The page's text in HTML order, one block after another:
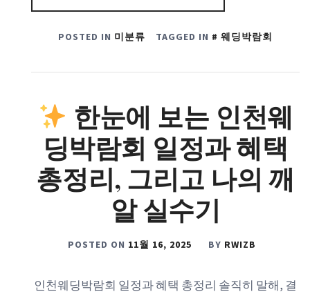
POSTED IN 미분류 TAGGED IN 웨딩박람회
한눈에 보는 인천웨
딩박람회 일정과 혜택
총정리, 그리고 나의 깨
알 실수기
POSTED ON 11월 16, 2025 BY RWIZB
인천웨딩박람회 일정과 혜택 총정리 솔직히 말해, 결